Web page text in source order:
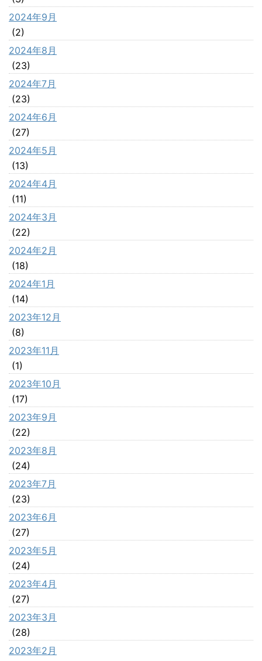
2024年9月
(2)
2024年8月
(23)
2024年7月
(23)
2024年6月
(27)
2024年5月
(13)
2024年4月
(11)
2024年3月
(22)
2024年2月
(18)
2024年1月
(14)
2023年12月
(8)
2023年11月
(1)
2023年10月
(17)
2023年9月
(22)
2023年8月
(24)
2023年7月
(23)
2023年6月
(27)
2023年5月
(24)
2023年4月
(27)
2023年3月
(28)
2023年2月